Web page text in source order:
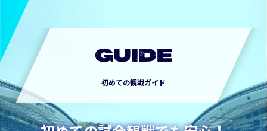
GUIDE
初めての観戦ガイド